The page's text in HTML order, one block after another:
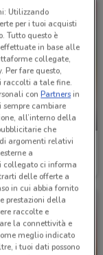
SCADE OGGI
6.4 km
Utilizzando
per i tuoi acquisti
Tutto questo è
in base alle
collegate,
Per fare questo,
raccolti a tale fine.
conPartnersin
sempre cambiare
all’interno della
che
argomenti relativi
a
collegato ci informa
delle offerte a
in cui abbia fornito
prestazioni della
raccolte e
la connettività e
meglio indicato
i tuoi dati possono